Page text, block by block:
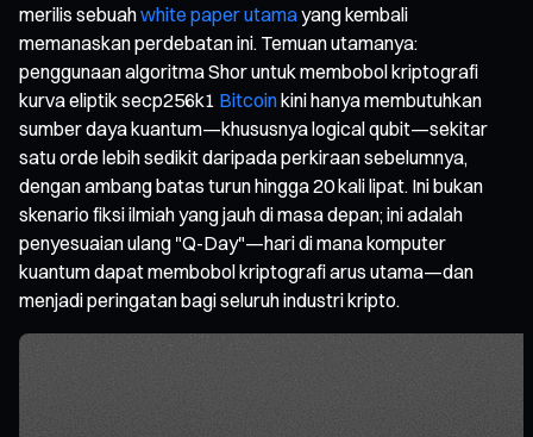
merilis sebuahwhite paper utamayang kembali
memanaskan perdebatan ini. Temuan utamanya:
penggunaan algoritma Shor untuk membobol kriptografi
kurva eliptik secp256k1 Bitcoinkini hanya membutuhkan
sumber daya kuantum—khususnya logical qubit—sekitar
satu orde lebih sedikit daripada perkiraan sebelumnya,
dengan ambang batas turun hingga 20 kali lipat. Ini bukan
skenario fiksi ilmiah yang jauh di masa depan; ini adalah
penyesuaian ulang "Q-Day"—hari di mana komputer
kuantum dapat membobol kriptografi arus utama—dan
menjadi peringatan bagi seluruh industri kripto.